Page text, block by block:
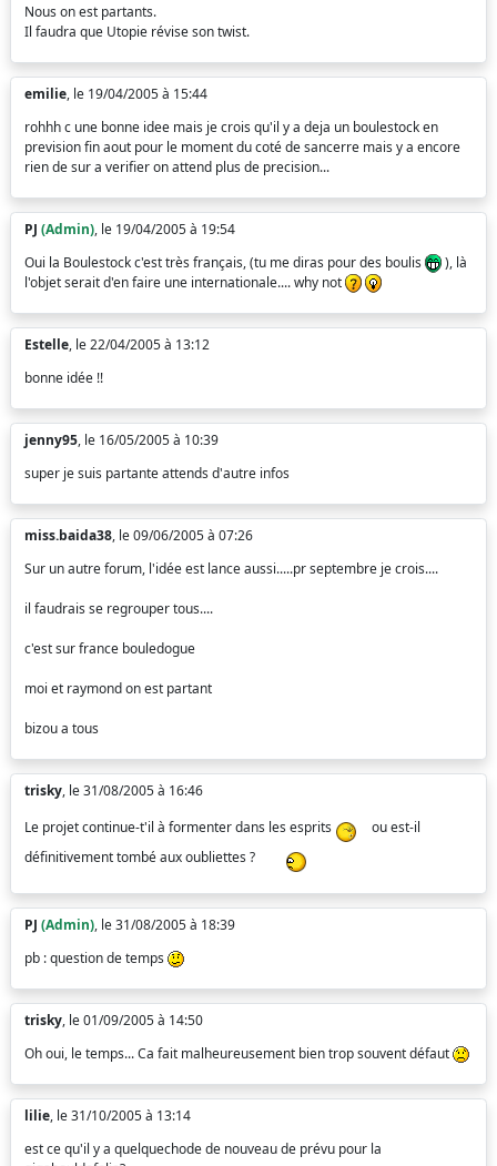
Nous on est partants.
Il faudra que Utopie révise son twist.
emilie, le 19/04/2005 à 15:44
rohhh c une bonne idee mais je crois qu'il y a deja un boulestock en
prevision fin aout pour le moment du coté de sancerre mais y a encore
rien de sur a verifier on attend plus de precision...
PJ (Admin), le 19/04/2005 à 19:54
Oui la Boulestock c'est très français, (tu me diras pour des boulis
), là
l'objet serait d'en faire une internationale.... why not
Estelle, le 22/04/2005 à 13:12
bonne idée !!
jenny95, le 16/05/2005 à 10:39
super je suis partante attends d'autre infos
miss.baida38, le 09/06/2005 à 07:26
Sur un autre forum, l'idée est lance aussi.....pr septembre je crois....
il faudrais se regrouper tous....
c'est sur france bouledogue
moi et raymond on est partant
bizou a tous
trisky, le 31/08/2005 à 16:46
Le projet continue-t'il à formenter dans les esprits
ou est-il
définitivement tombé aux oubliettes ?
PJ (Admin), le 31/08/2005 à 18:39
pb : question de temps
trisky, le 01/09/2005 à 14:50
Oh oui, le temps... Ca fait malheureusement bien trop souvent défaut
lilie, le 31/10/2005 à 13:14
est ce qu'il y a quelquechode de nouveau de prévu pour la